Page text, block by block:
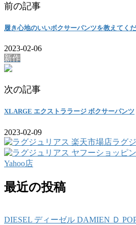
前の記事
履き心地のいいボクサーパンツを教えてく
2023-02-06
新作
次の記事
XLARGE エクストララージ ボクサーパンツ
2023-02-09
ラグ
Yahoo店
最近の投稿
DIESEL ディーゼル DAMIEN Ｄ